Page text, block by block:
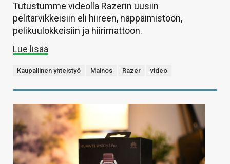
Tutustumme videolla Razerin uusiin
pelitarvikkeisiin eli hiireen, näppäimistöön,
pelikuulokkeisiin ja hiirimattoon.
Lue lisää
Kaupallinen yhteistyö Mainos Razer video